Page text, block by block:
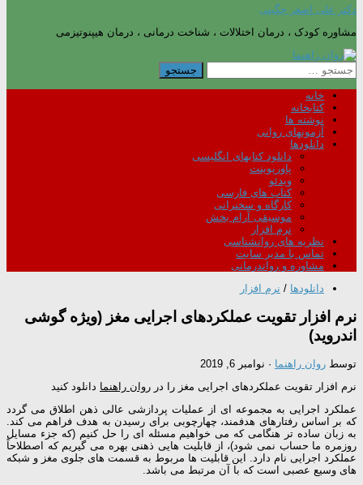
دکتر علی اصغر چگینی
مشاوره کودک ، درمان اختلالات ، شناخت درمانی ، درمان هیپنوتیزمی
جستجو
برای:
خانه
کتابخانه
نوشته ها
آزمونهای روانی
دانلودها
دانلود کتابهای انگلیسی
پاورپوینت
ویدئو
کتاب های فارسی
کارگاه و سخنرانی
موسیقی آرام بخش
نرم افزار
نظریه های روانشناسی
تماس با مدیر سایت
مشاوره و رواندرمانی
دانلودها / نرم افزار
نرم افزار تقویت عملکردهای اجرایی مغز (ویژه گوشی
اندروید)
توسط روان راهنما · نوامبر 6, 2019
نرم افزار تقویت عملکردهای اجرایی مغز را در روان راهنما دانلود کنید
عملکرد اجرایی به مجموعه ای از عملیات پردازشی عالی ذهن اطلاق می گردد
که بر اساس رفتارهای هدفمند، چهارچوبی برای رسیدن به هدف فراهم می کند.
به زبان ساده تر هنگامی که می خواهیم مسئله ای را حل کنیم (که جزء مسایل
روزمره ما حساب نمی شود)، از قابلیت هایی ذهنی بهره می گیریم که اصطلاحاً
عملکرد اجرایی نام دارد. این قابلیت ها مربوط به قسمت های جلوی مغز و شبکه
های وسیع عصبی است که با آن مرتبط می باشد.